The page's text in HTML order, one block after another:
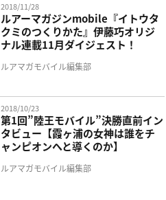
2018/11/28
ルアーマガジンmobile『イトウタ
クミのつくりかた』伊藤巧オリジ
ナル連載11月ダイジェスト！
ルアマガモバイル編集部
2018/10/23
第1回”陸王モバイル”決勝直前イン
タビュー【霞ヶ浦の女神は誰をチ
ャンピオンへと導くのか】
ルアマガモバイル編集部